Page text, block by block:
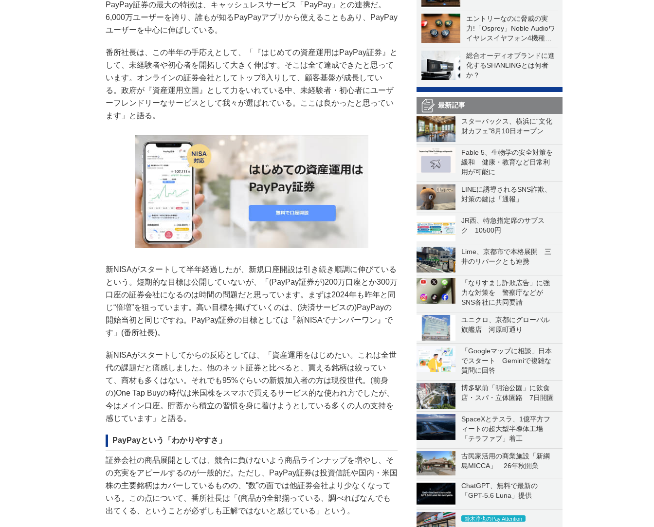
エントリーなのに脅威の実
力!「Osprey」Noble Audioワ
イヤレスイヤフォン4機種を
一気に聴く
総合オーディオブランドに進
化するSHANLINGとは何者
か？
最新記事
スターバックス、横浜に“文化
財カフェ”8月10日オープン
Fable 5、生物学の安全対策を
緩和 健康・教育など日常利
用が可能に
LINEに誘導されるSNS詐欺、
対策の鍵は「通報」
JR西、特急指定席のサブス
ク 10500円
Lime、京都市で本格展開 三
井のリパークとも連携
「なりすまし詐欺広告」に強
力な対策を 警察庁などが
SNS各社に共同要請
ユニクロ、京都にグローバル
旗艦店 河原町通り
「Googleマップに相談」日本
でスタート Geminiで複雑な
質問に回答
博多駅前「明治公園」に飲食
店・スパ・立体園路 7日開園
SpaceXとテスラ、1億平方フ
ィートの超大型半導体工場
「テラファブ」着工
古民家活用の商業施設「新綱
島MICCA」 26年秋開業
ChatGPT、無料で最新の
「GPT-5.6 Luna」提供
鈴木淳也のPay Attention
PayPay証券の最大の特徴は、キャッシュレスサービス「PayPay」との連携だ。
6,000万ユーザーを誇り、誰もが知るPayPayアプリから使えることもあり、PayPay
ユーザーを中心に伸ばしている。
番所社長は、この半年の手応えとして、「『はじめての資産運用はPayPay証券』と
して、未経験者や初心者を開拓して大きく伸ばす。そこは全て達成できたと思って
います。オンラインの証券会社としてトップ6入りして、顧客基盤が成長してい
る。政府が『資産運用立国』として力をいれている中、未経験者・初心者にユーザ
ーフレンドリーなサービスとして我々が選ばれている。ここは良かったと思ってい
ます」と語る。
新NISAがスタートして半年経過したが、新規口座開設は引き続き順調に伸びている
という。短期的な目標は公開していないが、「(PayPay証券が)200万口座とか300万
口座の証券会社になるのは時間の問題だと思っています。まずは2024年も昨年と同
じ“倍増”を狙っています。高い目標を掲げていくのは、(決済サービスの)PayPayの
開始当初と同じですね。PayPay証券の目標としては『新NISAでナンバーワン』で
す」(番所社長)。
新NISAがスタートしてからの反応としては、「資産運用をはじめたい。これは全世
代の課題だと痛感しました。他のネット証券と比べると、買える銘柄は絞ってい
て、商材も多くはない。それでも95%ぐらいの新規加入者の方は現役世代。(前身
の)One Tap Buyの時代は米国株をスマホで買えるサービス的な使われ方でしたが、
今はメイン口座。貯蓄から積立の習慣を身に着けようとしている多くの人の支持を
感じています」と語る。
PayPayという「わかりやすさ」
証券会社の商品展開としては、競合に負けないよう商品ラインナップを増やし、そ
の充実をアピールするのが一般的だ。ただし、PayPay証券は投資信託や国内・米国
株の主要銘柄はカバーしているものの、“数”の面では他証券会社より少なくなって
いる。この点について、番所社長は「(商品が)全部揃っている、調べればなんでも
出てくる、ということが必ずしも正解ではないと感じている」という。